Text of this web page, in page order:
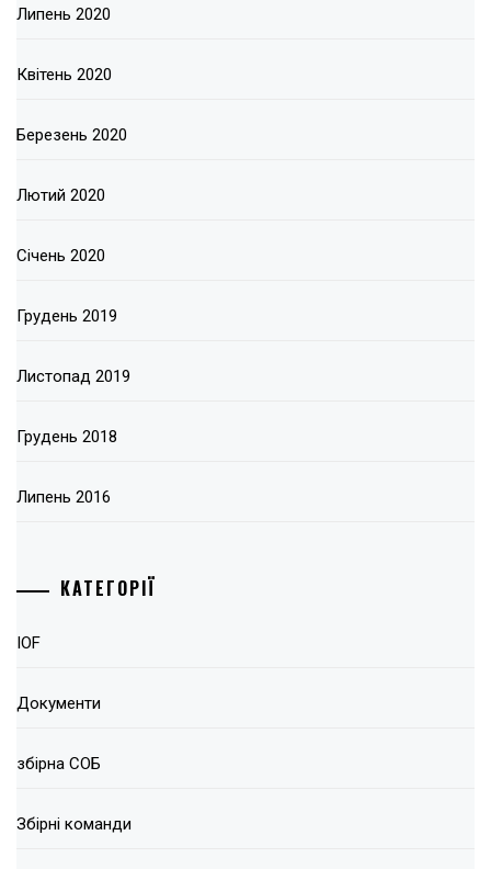
Липень 2020
Квітень 2020
Березень 2020
Лютий 2020
Січень 2020
Грудень 2019
Листопад 2019
Грудень 2018
Липень 2016
КАТЕГОРІЇ
IOF
Документи
збірна СОБ
Збірні команди